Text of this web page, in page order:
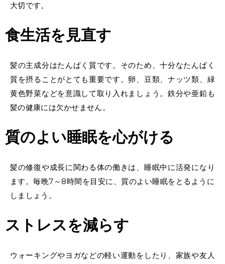
大切です。
食生活を見直す
髪の主成分はたんぱく質です。そのため、十分なたんぱく
質を摂ることがとても重要です。卵、豆類、ナッツ類、緑
黄色野菜などを意識して取り入れましょう。鉄分や亜鉛も
髪の健康には欠かせません。
質のよい睡眠を心がける
髪の修復や成長に関わる体の働きは、睡眠中に活発になり
ます。毎晩7～8時間を目安に、質のよい睡眠をとるように
しましょう。
ストレスを減らす
ウォーキングやヨガなどの軽い運動をしたり、家族や友人